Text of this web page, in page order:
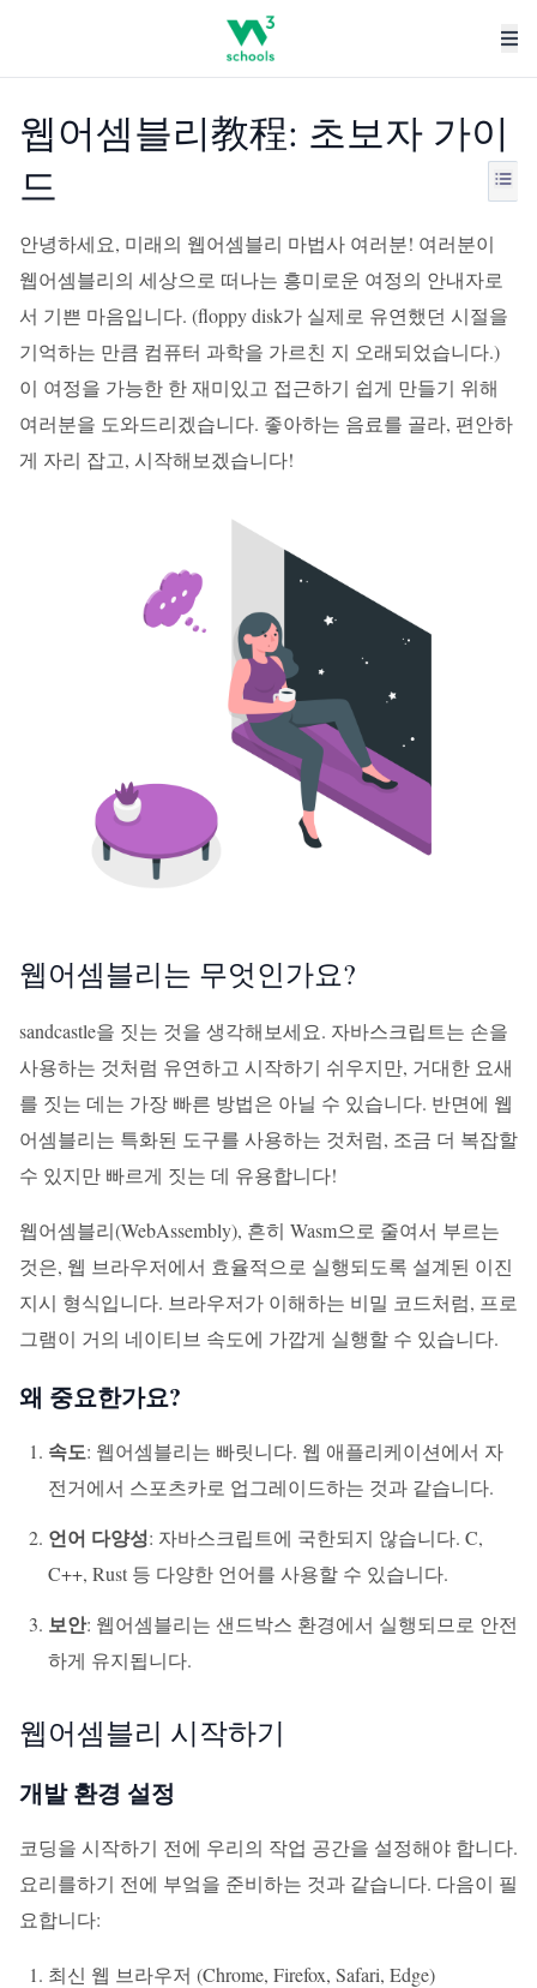
웹어셈블리教程: 초보자 가이
드
안녕하세요, 미래의 웹어셈블리 마법사 여러분! 여러분이
웹어셈블리의 세상으로 떠나는 흥미로운 여정의 안내자로
서 기쁜 마음입니다. (floppy disk가 실제로 유연했던 시절을
기억하는 만큼 컴퓨터 과학을 가르친 지 오래되었습니다.)
이 여정을 가능한 한 재미있고 접근하기 쉽게 만들기 위해
여러분을 도와드리겠습니다. 좋아하는 음료를 골라, 편안하
게 자리 잡고, 시작해보겠습니다!
웹어셈블리는 무엇인가요?
sandcastle을 짓는 것을 생각해보세요. 자바스크립트는 손을
사용하는 것처럼 유연하고 시작하기 쉬우지만, 거대한 요새
를 짓는 데는 가장 빠른 방법은 아닐 수 있습니다. 반면에 웹
어셈블리는 특화된 도구를 사용하는 것처럼, 조금 더 복잡할
수 있지만 빠르게 짓는 데 유용합니다!
웹어셈블리(WebAssembly), 흔히 Wasm으로 줄여서 부르는
것은, 웹 브라우저에서 효율적으로 실행되도록 설계된 이진
지시 형식입니다. 브라우저가 이해하는 비밀 코드처럼, 프로
그램이 거의 네이티브 속도에 가깝게 실행할 수 있습니다.
왜 중요한가요?
속도: 웹어셈블리는 빠릿니다. 웹 애플리케이션에서 자
전거에서 스포츠카로 업그레이드하는 것과 같습니다.
언어 다양성: 자바스크립트에 국한되지 않습니다. C,
C++, Rust 등 다양한 언어를 사용할 수 있습니다.
보안: 웹어셈블리는 샌드박스 환경에서 실행되므로 안전
하게 유지됩니다.
웹어셈블리 시작하기
개발 환경 설정
코딩을 시작하기 전에 우리의 작업 공간을 설정해야 합니다.
요리를하기 전에 부엌을 준비하는 것과 같습니다. 다음이 필
요합니다:
최신 웹 브라우저 (Chrome, Firefox, Safari, Edge)